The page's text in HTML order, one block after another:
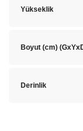
Yükseklik
Boyut (cm)
Derinlik